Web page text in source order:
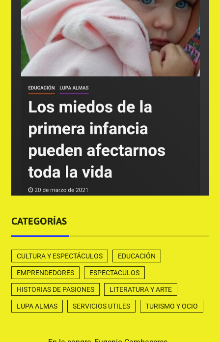
CATEGORÍAS
CULTURA Y ESPECTÁCULOS EDUCACIÓN
EMPRENDEDORES ESPECTACULOS
HISTORIAS DE PASIONES LITERATURA Y ARTE
LUPA ALMAS SERVICIOS UTILES TURISMO Y OCIO